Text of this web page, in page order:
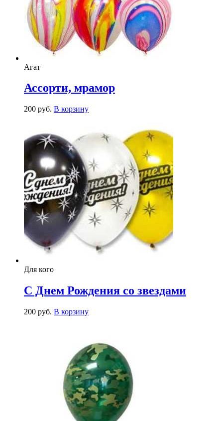
Агат
Ассорти, мрамор
200 руб. В корзину
Для кого
С Днем Рождения со звездами
200 руб. В корзину